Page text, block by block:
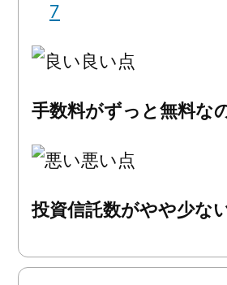
7
良い点
手数料がずっと無料な
悪い点
投資信託数がやや少な